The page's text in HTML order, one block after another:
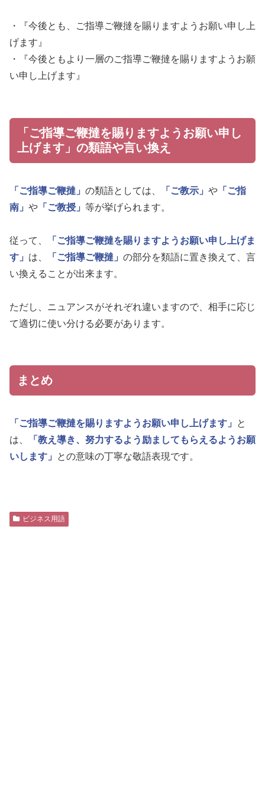
・『今後とも、ご指導ご鞭撻を賜りますようお願い申し上
げます』
・『今後ともより一層のご指導ご鞭撻を賜りますようお願
い申し上げます』
「ご指導ご鞭撻を賜りますようお願い申し
上げます」の類語や言い換え
「ご指導ご鞭撻」 の類語としては、 「ご教示」 や 「ご指
南」 や 「ご教授」 等が挙げられます。
従って、
「ご指導ご鞭撻を賜りますようお願い申し上げま
す」 は、 「ご指導ご鞭撻」 の部分を類語に置き換えて、言
い換えることが出来ます。
ただし、ニュアンスがそれぞれ違いますので、相手に応じ
て適切に使い分ける必要があります。
まとめ
「ご指導ご鞭撻を賜りますようお願い申し上げます」
と
は、
「教え導き、努力するよう励ましてもらえるようお願
いします」
との意味の丁寧な敬語表現です。
ビジネス用語